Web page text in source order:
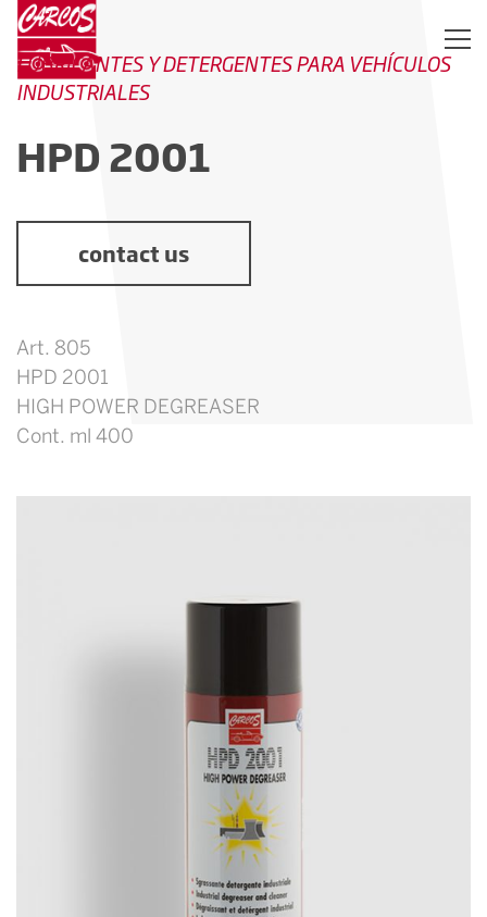
LUBRICANTES Y DETERGENTES PARA VEHÍCULOS
INDUSTRIALES
HPD 2001
contact us
Art. 805
HPD 2001
HIGH POWER DEGREASER
Cont. ml 400